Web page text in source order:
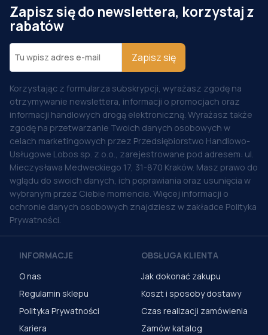
Zapisz się do newslettera, korzystaj z
rabatów
Zapisz się
Korzystając z formularza subskrypcji, wyrażasz zgodę na
otrzymywanie newslettera, informacji o promocjach oraz
informacji handlowych drogą elektroniczną. Wyrażasz także
zgodę na przetwarzanie Twoich danych osobowych w
celach marketingowych przez Przedsiębiorstwo Handlowo-
Usługowe Lobos sp. z o.o., zarejestrowane pod adresem: ul.
Mieczysława Medweckiego 17, 31-870 Kraków. Masz prawo do
wglądu do swoich danych, ich poprawiania oraz usunięcia w
wybranym przez Ciebie momencie. Więcej informacji o
ochronie danych osobowych znajdziesz w zakładce Polityka
Prywatności.
INFORMACJE
O nas
Regulamin sklepu
Polityka Prywatności
Kariera
OBSŁUGA KLIENTA
Jak dokonać zakupu
Koszt i sposoby dostawy
Czas realizacji zamówienia
Zamów katalog